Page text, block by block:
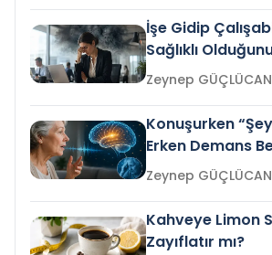
İşe Gidip
Sağlıklı
Gelir mi?Zeynep GÜÇLÜCAN
Konuşurken
Erken Demans
mi?
Zeynep GÜÇLÜCAN
Kahveye Limon
Zayıflatır mı?